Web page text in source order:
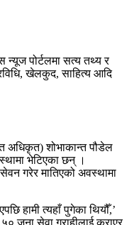
न्यूज पोर्टलमा सत्य तथ्य र
खेलकुद, साहित्य आदि
अधिकृत) शोभाकान्त पौडेल
भेटिएका छन् ।
सेवन गरेर मातिएको अवस्थामा
हामी त्यहाँ पुगेका थियौँ,’
जना सेवा ग्राहीलाई कुराएर